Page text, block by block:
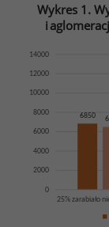
Wykres 1.
i